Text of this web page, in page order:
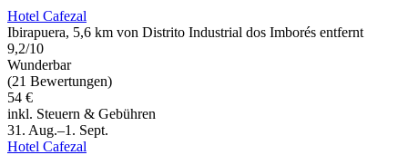
Hotel Cafezal
Ibirapuera, 5,6 km von Distrito Industrial dos Imborés entfernt
9,2/10
Wunderbar
(21 Bewertungen)
54 €
inkl. Steuern & Gebühren
31. Aug.–1. Sept.
Hotel Cafezal